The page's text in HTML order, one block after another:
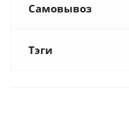
Самовывоз
Тэги